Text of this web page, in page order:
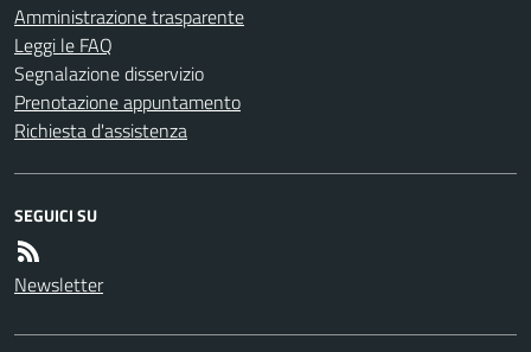
Amministrazione trasparente
Leggi le FAQ
Segnalazione disservizio
Prenotazione appuntamento
Richiesta d'assistenza
SEGUICI SU
Newsletter